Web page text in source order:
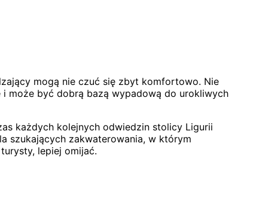
mogą nie czuć się zbyt komfortowo. Nie
i może być dobrą bazą wypadową do urokliwych
każdych kolejnych odwiedzin stolicy Ligurii
szukających zakwaterowania, w którym
lepiej omijać.